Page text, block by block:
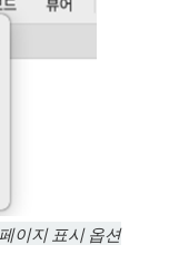
이지 표시 옵션